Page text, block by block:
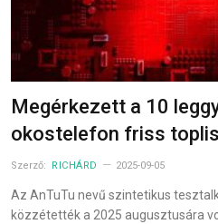
Megérkezett a 10
okostelefon friss
Szerző: RICHÁRD 2025-09-05
Az AnTuTu nevű szintetikus
közzétették a 2025 augusztusára